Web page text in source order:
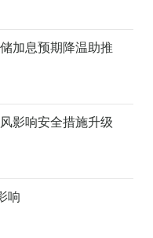
加息预期降温助推
影响安全措施升级
响